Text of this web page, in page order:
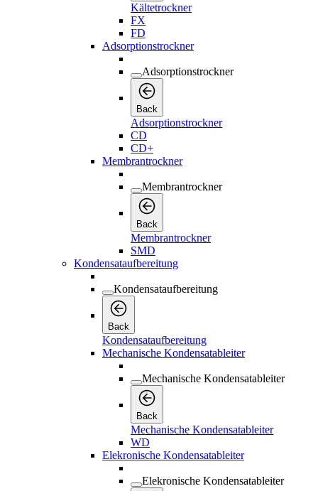
Kältetrockner
FX
FD
Adsorptionstrockner
Adsorptionstrockner
Back
Adsorptionstrockner
CD
CD+
Membrantrockner
Membrantrockner
Back
Membrantrockner
SMD
Kondensataufbereitung
Kondensataufbereitung
Back
Kondensataufbereitung
Mechanische Kondensatableiter
Mechanische Kondensatableiter
Back
Mechanische Kondensatableiter
WD
Elekronische Kondensatableiter
Elekronische Kondensatableiter